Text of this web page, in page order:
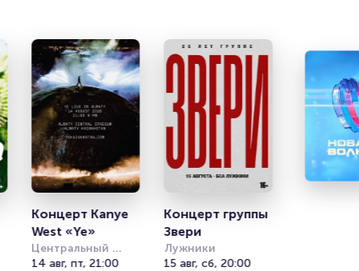
Концерт Kanye
West «Ye»
Центральный
стадион Алматы
14 авг, пт, 21:00
Концерт группы
Звери
Лужники
15 авг, сб, 20:00